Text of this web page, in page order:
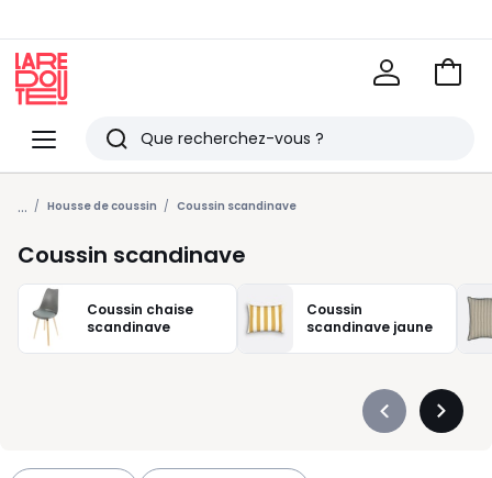
Menu
Redoute
Rechercher
Derniers
articles
vus
Voir
... Housse de coussin Coussin scandinave
Coussin scandinave
Coussin chaise
scandinave
Coussin
scandinave jaune
Précédent